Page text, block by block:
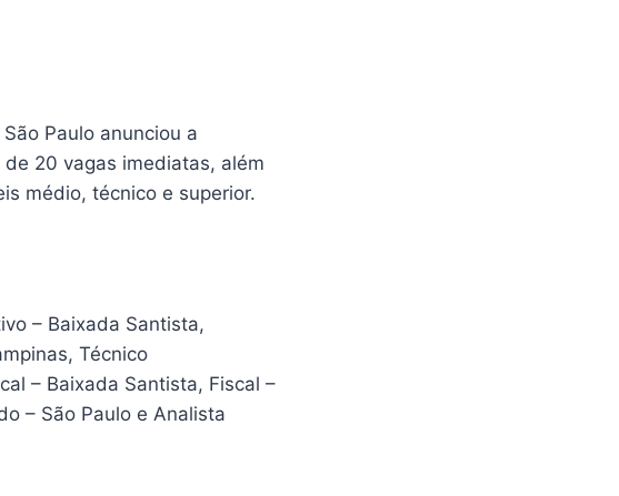
Paulo anunciou a
20 vagas imediatas, além
médio, técnico e superior.
– Baixada Santista,
Técnico
– Baixada Santista, Fiscal –
– São Paulo e Analista